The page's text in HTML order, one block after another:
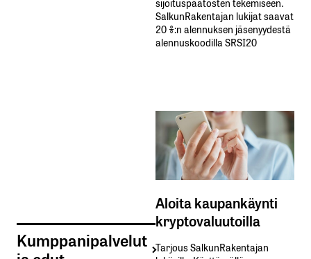
Kumppanipalvelut
SalkunRakentajan lukijat saavat
20 %:n alennuksen jäsenyydestä
alennuskoodilla SRSI20
Aloita kaupankäynti
kryptovaluutoilla
Tarjous SalkunRakentajan